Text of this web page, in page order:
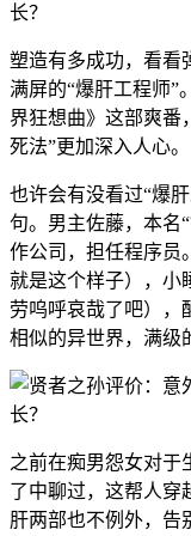
塑造有多成功，看看
满屏的“爆肝工程师”
界狂想曲》这部爽番
死法”更加深入人心。
也许会有没看过“爆
句。男主佐藤，本名
作公司，担任程序员
就是这个样子），小
劳呜呼哀哉了吧），
相似的异世界，满
之前在痴男怨女对于
了中聊过，这帮人穿
肝两部也不例外，告